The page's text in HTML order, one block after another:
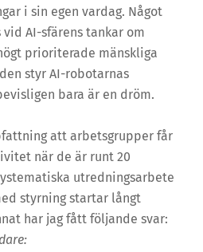
i sin egen vardag. Något
AI-sfärens tankar om
prioriterade mänskliga
styr AI-robotarnas
bara är en dröm.
att arbetsgrupper får
när de är runt 20
utredningsarbete
styrning startar långt
har jag fått följande svar: